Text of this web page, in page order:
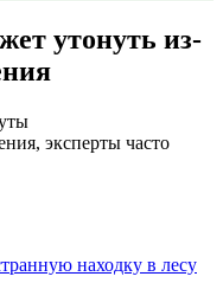
утонуть из-
эксперты часто
находку в лесу